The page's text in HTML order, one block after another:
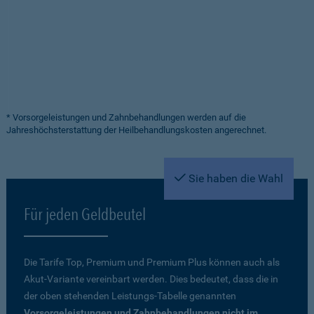
* Vorsorgeleistungen und Zahnbehandlungen werden auf die
Jahreshöchsterstattung der Heilbehandlungskosten angerechnet.
Sie haben die Wahl
Für jeden Geldbeutel
Die Tarife Top, Premium und Premium Plus können auch als
Akut-Variante vereinbart werden. Dies bedeutet, dass die in
der oben stehenden Leistungs-Tabelle genannten